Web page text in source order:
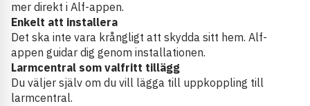
mer direkt i Alf-appen.
Enkelt att installera
Det ska inte vara krångligt att skydda sitt hem. Alf-
appen guidar dig genom installationen.
Larmcentral som valfritt tillägg
Du väljer själv om du vill lägga till uppkoppling till
larmcentral.